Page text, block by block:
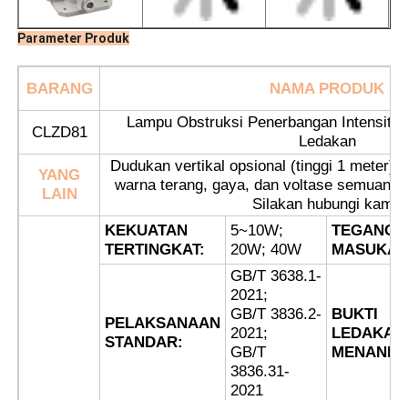
Rumah
Parameter Produk
BARANG NAMA PRODUK
CLZD81
Lampu Obstruksi Penerbangan
Ledakan
YANG
LAIN
Dudukan vertikal opsional (tinggi 1 meter).
warna terang, gaya, dan voltase
Silakan hubungi kami.
KEKUATAN
TERTINGKAT:
5~10W;
20W; 40W
PELAKSANAAN
STANDAR:
GB/T 3638.1-
2021;
GB/T 3836.2-
2021;
GB/T
3836.31-
2021
BUKTI
LEDAKAN